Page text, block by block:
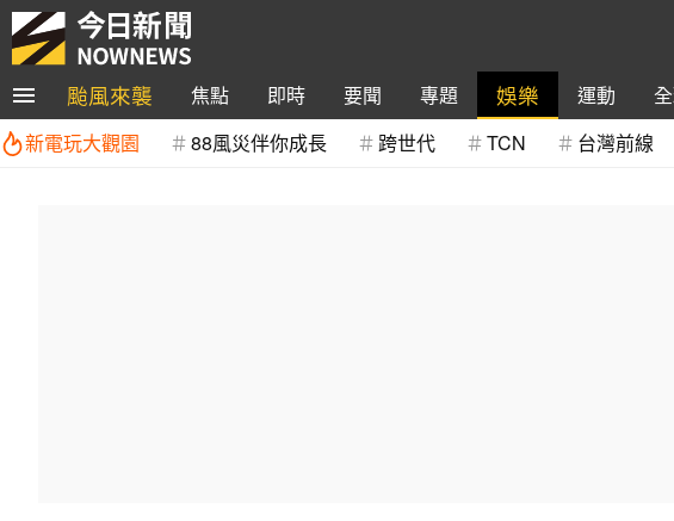
颱風來襲 焦點 即時 要聞 專題 娛樂 運動
新電玩大觀園
88風災伴你成長 跨世代 TCN 台灣前線